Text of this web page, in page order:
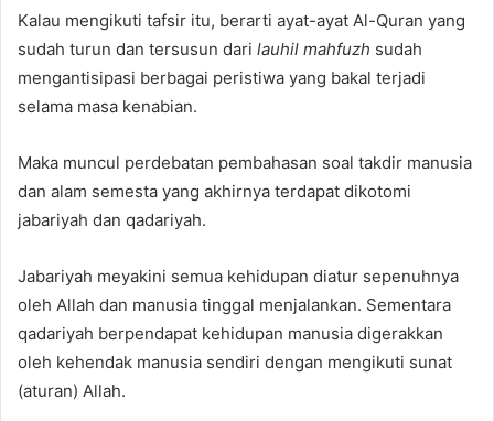
Kalau mengikuti tafsir itu, berarti ayat-ayat Al-Quran yang
sudah turun dan tersusun dari lauhil mahfuzh sudah
mengantisipasi berbagai peristiwa yang bakal terjadi
selama masa kenabian.
Maka muncul perdebatan pembahasan soal takdir manusia
dan alam semesta yang akhirnya terdapat dikotomi
jabariyah dan qadariyah.
Jabariyah meyakini semua kehidupan diatur sepenuhnya
oleh Allah dan manusia tinggal menjalankan. Sementara
qadariyah berpendapat kehidupan manusia digerakkan
oleh kehendak manusia sendiri dengan mengikuti sunat
(aturan) Allah.